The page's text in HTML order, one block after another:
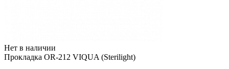
Нет в наличии
Прокладка OR-212 VIQUA (Sterilight)